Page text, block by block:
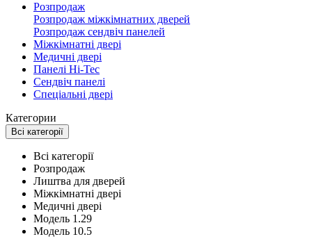
Розпродаж
Розпродаж міжкімнатних дверей
Розпродаж сендвіч панелей
Міжкімнатні двері
Медичні двері
Панелі Hi-Tec
Сендвіч панелі
Спеціальні двері
Категории
Всі категорії
Всі категорії
Розпродаж
Лиштва для дверей
Міжкімнатні двері
Медичні двері
Модель 1.29
Модель 10.5